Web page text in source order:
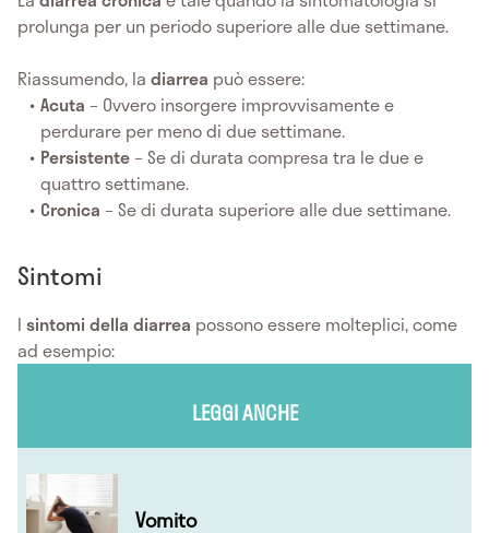
prolunga per un periodo superiore alle due settimane.
Riassumendo, la diarrea può essere:
Acuta– Ovvero insorgere improvvisamente e
perdurare per meno di due settimane.
Persistente– Se di durata compresa tra le due e
quattro settimane.
Cronica– Se di durata superiore alle due settimane.
Sintomi
I sintomi della diarrea possono essere molteplici, come
ad esempio:
LEGGI ANCHE
Vomito